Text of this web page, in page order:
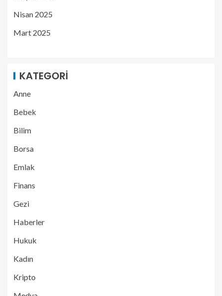
Nisan 2025
Mart 2025
KATEGORI
Anne
Bebek
Bilim
Borsa
Emlak
Finans
Gezi
Haberler
Hukuk
Kadın
Kripto